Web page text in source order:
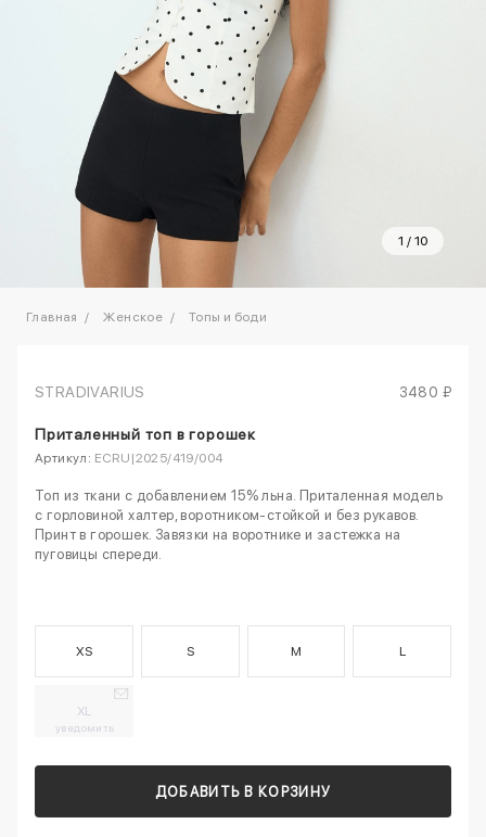
1 / 10
Главная Женское Топы и боди
STRADIVARIUS 3480 ₽
Приталенный топ в горошек
Артикул: ECRU|2025/419/004
Топ из ткани с добавлением 15% льна. Приталенная модель
с горловиной халтер, воротником-стойкой и без рукавов.
Принт в горошек. Завязки на воротнике и застежка на
пуговицы спереди.
XS S M L
XL
уведомить
ДОБАВИТЬ В КОРЗИНУ